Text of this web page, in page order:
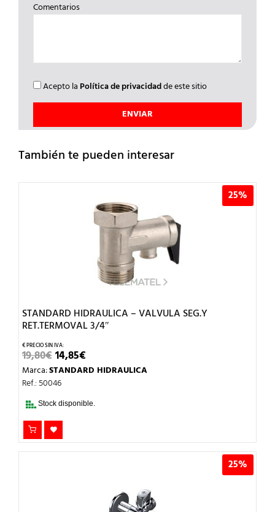
Comentarios
Acepto la Política de privacidadde este sitio
También te pueden interesar
25%
STANDARD HIDRAULICA – VALVULA SEG.Y
RET.TERMOVAL 3/4″
19,80€EL
PRECIO
ORIGINAL
ERA:
14,85€PRECIO
ACTUAL
Marca:STANDARD HIDRAULICA
Ref.: 50046
Stock disponible.
25%